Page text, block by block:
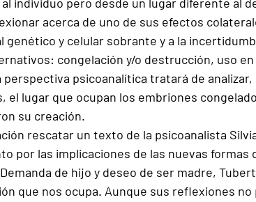
acerca de uno de sus efectos
genético y celular sobrante y a la
congelación y/o destrucción, uso
psicoanalítica tratará de
el lugar que ocupan los embriones
su creación.
rescatar un texto de la psicoanalista
por las implicaciones de las nuevas formas
de hijo y deseo de ser madre,
que nos ocupa. Aunque sus reflexiones